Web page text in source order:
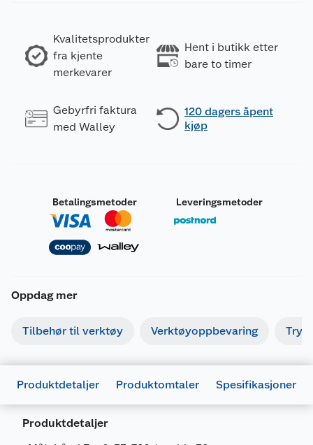
Kvalitetsprodukter
fra kjente
merkevarer
Hent i butikk etter
bare to timer
Gebyrfri faktura
med Walley
120 dagers åpent
kjøp
Betalingsmetoder Leveringsmetoder
Oppdag mer
Tilbehør til verktøy Verktøyoppbevaring
Produktdetaljer Produktomtaler Spesifikasjoner
Produktdetaljer